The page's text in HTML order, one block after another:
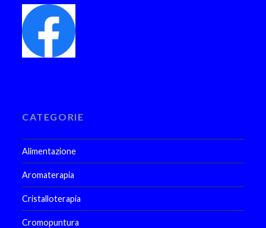
CATEGORIE
Alimentazione
Aromaterapia
Cristalloterapia
Cromopuntura